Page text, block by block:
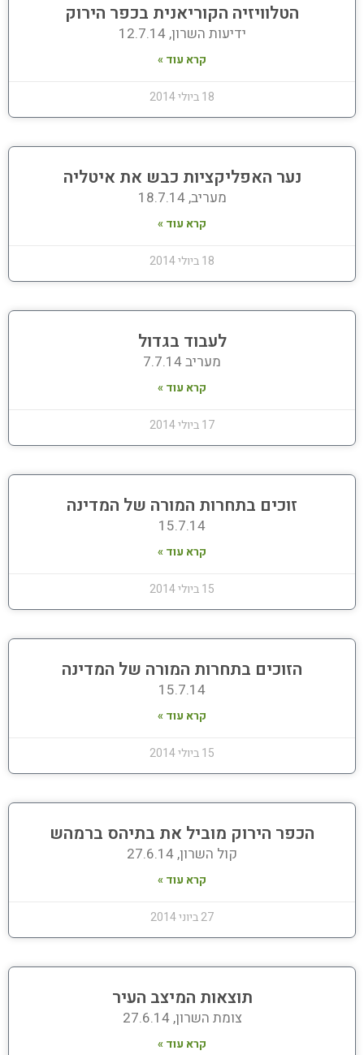
הטלוויזיה הקוריאנית בכפר הירוק
ידיעות השרון, 12.7.14
קרא עוד »
18 ביולי 2014
נער האפליקציות כבש את איטליה
מעריב, 18.7.14
קרא עוד »
18 ביולי 2014
לעבוד בגדול
מעריב 7.7.14
קרא עוד »
17 ביולי 2014
זוכים בתחרות המורה של המדינה
15.7.14
קרא עוד »
15 ביולי 2014
הזוכים בתחרות המורה של המדינה
15.7.14
קרא עוד »
15 ביולי 2014
הכפר הירוק מוביל את בתיהס ברמהש
קול השרון, 27.6.14
קרא עוד »
27 ביוני 2014
תוצאות המיצב העיר
צומת השרון, 27.6.14
קרא עוד »